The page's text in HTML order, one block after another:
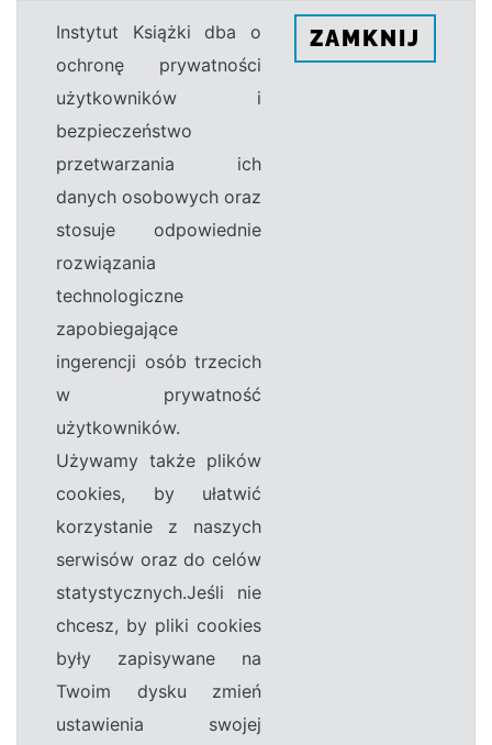
Instytut Książki dba o
ochronę prywatności
użytkowników i
bezpieczeństwo
przetwarzania ich
danych osobowych oraz
stosuje odpowiednie
rozwiązania
technologiczne
zapobiegające
ingerencji osób trzecich
w prywatność
użytkowników.
Używamy także plików
cookies, by ułatwić
korzystanie z naszych
serwisów oraz do celów
statystycznych.Jeśli nie
chcesz, by pliki cookies
były zapisywane na
Twoim dysku zmień
ustawienia swojej
ZAMKNIJ